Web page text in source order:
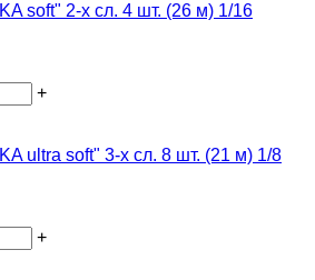
soft" 2-х сл. 4 шт. (26 м) 1/16
+
ultra soft" 3-х сл. 8 шт. (21 м) 1/8
+